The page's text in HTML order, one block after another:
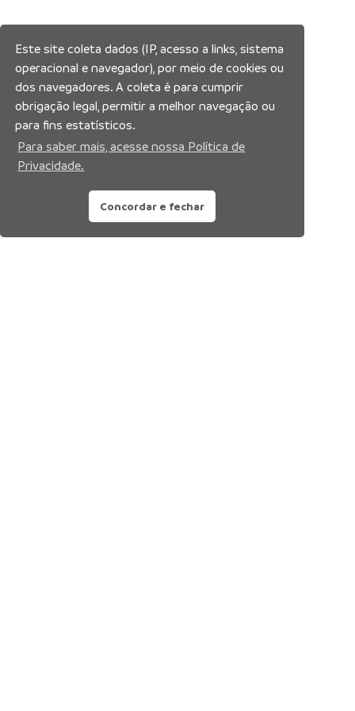
Este site coleta dados (IP, acesso a links, sistema
operacional e navegador), por meio de cookies ou
dos navegadores. A coleta é para cumprir
obrigação legal, permitir a melhor navegação ou
para fins estatísticos.
Para saber mais, acesse nossa Política de
Privacidade.
Concordar e fechar